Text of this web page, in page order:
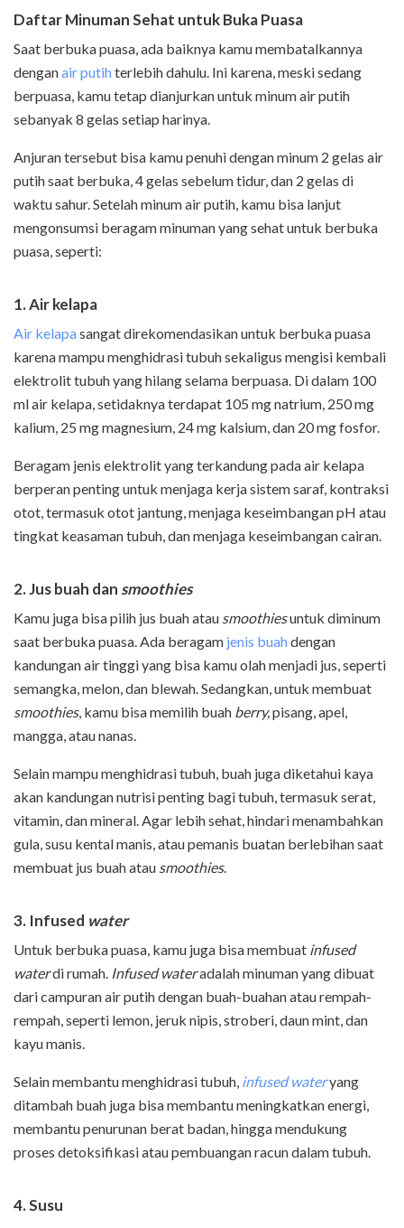
Daftar Minuman Sehat untuk Buka Puasa
Saat berbuka puasa, ada baiknya kamu membatalkannya
denganair putihterlebih dahulu. Ini karena, meski sedang
berpuasa, kamu tetap dianjurkan untuk minum air putih
sebanyak 8 gelas setiap harinya.
Anjuran tersebut bisa kamu penuhi dengan minum 2 gelas air
putih saat berbuka, 4 gelas sebelum tidur, dan 2 gelas di
waktu sahur. Setelah minum air putih, kamu bisa lanjut
mengonsumsi beragam minuman yang sehat untuk berbuka
puasa, seperti:
1. Air kelapa
Air kelapasangat direkomendasikan untuk berbuka puasa
karena mampu menghidrasi tubuh sekaligus mengisi kembali
elektrolit tubuh yang hilang selama berpuasa. Di dalam 100
ml air kelapa, setidaknya terdapat 105 mg natrium, 250 mg
kalium, 25 mg magnesium, 24 mg kalsium, dan 20 mg fosfor.
Beragam jenis elektrolit yang terkandung pada air kelapa
berperan penting untuk menjaga kerja sistem saraf, kontraksi
otot, termasuk otot jantung, menjaga keseimbangan pH atau
tingkat keasaman tubuh, dan menjaga keseimbangan cairan.
2. Jus buah dan smoothies
Kamu juga bisa pilih jus buah atau smoothiesuntuk diminum
saat berbuka puasa. Ada beragam jenis buahdengan
kandungan air tinggi yang bisa kamu olah menjadi jus, seperti
semangka, melon, dan blewah. Sedangkan, untuk membuat
smoothies, kamu bisa memilih buah berry,pisang, apel,
mangga, atau nanas.
Selain mampu menghidrasi tubuh, buah juga diketahui kaya
akan kandungan nutrisi penting bagi tubuh, termasuk serat,
vitamin, dan mineral. Agar lebih sehat, hindari menambahkan
gula, susu kental manis, atau pemanis buatan berlebihan saat
membuat jus buah atau smoothies.
3. Infused water
Untuk berbuka puasa, kamu juga bisa membuat infused
waterdi rumah. Infused wateradalah minuman yang dibuat
dari campuran air putih dengan buah-buahan atau rempah-
rempah, seperti lemon, jeruk nipis, stroberi, daun mint, dan
kayu manis.
Selain membantu menghidrasi tubuh, infused wateryang
ditambah buah juga bisa membantu meningkatkan energi,
membantu penurunan berat badan, hingga mendukung
proses detoksifikasi atau pembuangan racun dalam tubuh.
4. Susu